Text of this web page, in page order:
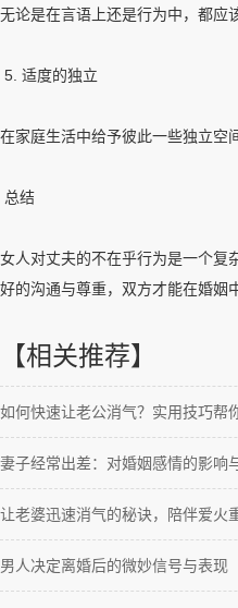
无论是在言语上还是行为中，都应
5. 适度的独立
在家庭生活中给予彼此一些独立空
总结
女人对丈夫的不在乎行为是一个复
好的沟通与尊重，双方才能在婚姻
【相关推荐】
如何快速让老公消气？实用技巧帮
妻子经常出差：对婚姻感情的影响
让老婆迅速消气的秘诀，陪伴爱火
男人决定离婚后的微妙信号与表现